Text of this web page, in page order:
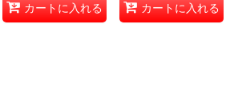
カートに入れる カートに入れる